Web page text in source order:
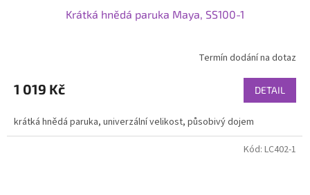
Krátká hnědá paruka Maya, SS100-1
Termín dodání na dotaz
1 019 Kč DETAIL
krátká hnědá paruka, univerzální velikost, působivý dojem
Kód: LC402-1